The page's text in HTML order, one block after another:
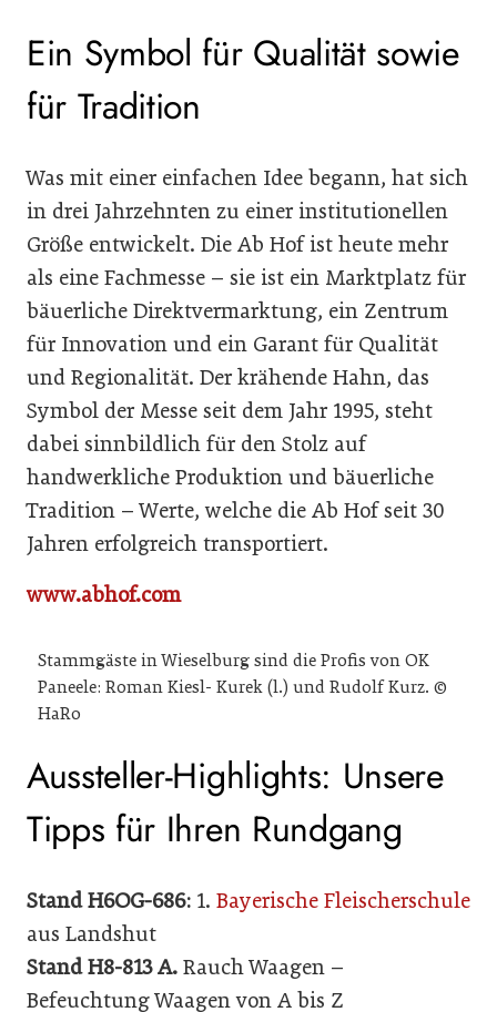
Ein Symbol für Qualität sowie
für Tradition
Was mit einer einfachen Idee begann, hat sich
in drei Jahrzehnten zu einer institutionellen
Größe entwickelt. Die Ab Hof ist heute mehr
als eine Fachmesse – sie ist ein Marktplatz für
bäuerliche Direktvermarktung, ein Zentrum
für Innovation und ein Garant für Qualität
und Regionalität. Der krähende Hahn, das
Symbol der Messe seit dem Jahr 1995, steht
dabei sinnbildlich für den Stolz auf
handwerkliche Produktion und bäuerliche
Tradition – Werte, welche die Ab Hof seit 30
Jahren erfolgreich transportiert.
www.abhof.com
Stammgäste in Wieselburg sind die Profis von OK
Paneele: Roman Kiesl- Kurek (l.) und Rudolf Kurz. ©
HaRo
Aussteller-Highlights: Unsere
Tipps für Ihren Rundgang
Stand H6OG-686: 1. Bayerische Fleischerschule
aus Landshut
Stand H8-813 A. Rauch Waagen –
Befeuchtung Waagen von A bis Z